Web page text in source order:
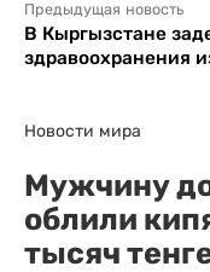
Предыдущая новость
В Кыргызстане
здравоохранения
Новости мира
Мужчину
облили
тысяч